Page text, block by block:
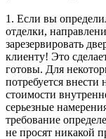
1. Если вы
отделки,
зарезервировать
клиенту! Это
готовы. Для
потребуется
стоимости
серьезные
требование
не просят никакой